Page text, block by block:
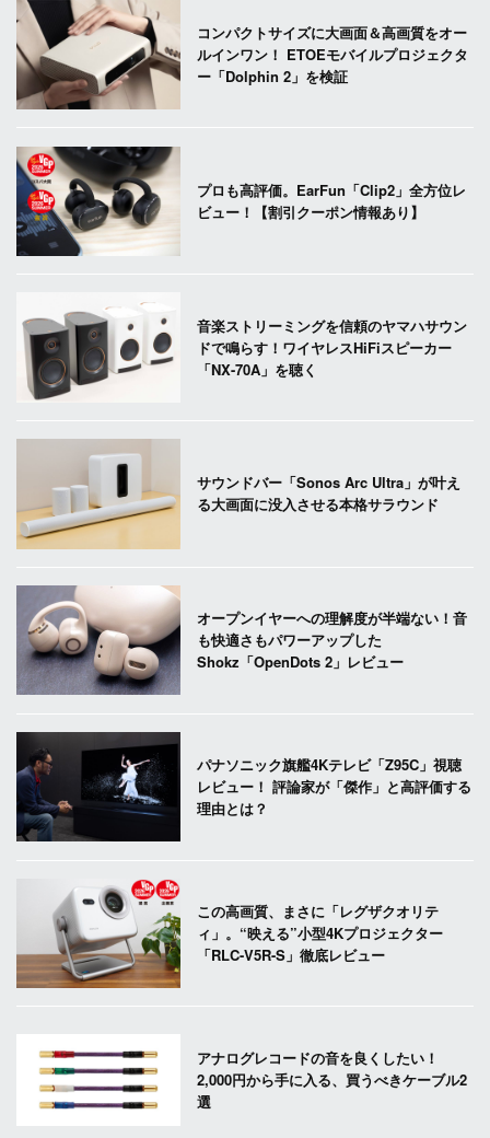
コンパクトサイズに大画面＆高画質をオー
ルインワン！ ETOEモバイルプロジェクタ
ー「Dolphin 2」を検証
プロも高評価。EarFun「Clip2」全方位レ
ビュー！【割引クーポン情報あり】
音楽ストリーミングを信頼のヤマハサウン
ドで鳴らす！ワイヤレスHiFiスピーカー
「NX-70A」を聴く
サウンドバー「Sonos Arc Ultra」が叶え
る大画面に没入させる本格サラウンド
オープンイヤーへの理解度が半端ない！音
も快適さもパワーアップした
Shokz「OpenDots 2」レビュー
パナソニック旗艦4Kテレビ「Z95C」視聴
レビュー！ 評論家が「傑作」と高評価する
理由とは？
この高画質、まさに「レグザクオリテ
ィ」。“映える”小型4Kプロジェクター
「RLC-V5R-S」徹底レビュー
アナログレコードの音を良くしたい！
2,000円から手に入る、買うべきケーブル2
選